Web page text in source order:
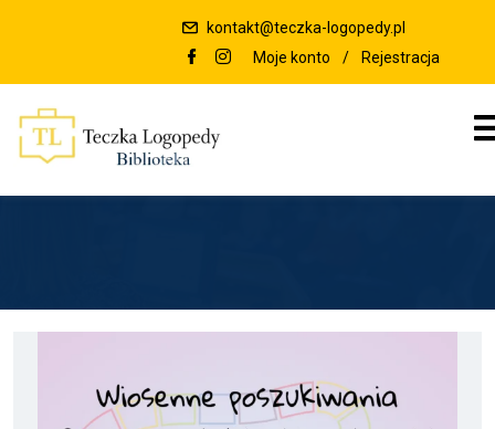
kontakt@teczka-logopedy.pl
Moje konto
/ Rejestracja